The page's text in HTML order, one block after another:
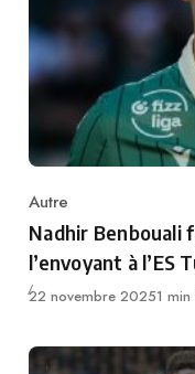
Category
Autre
Nadhir Benbouali
l’envoyant à l’ES
Publié
22 novembre 20251